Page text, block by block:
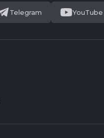
Telegram YouTube